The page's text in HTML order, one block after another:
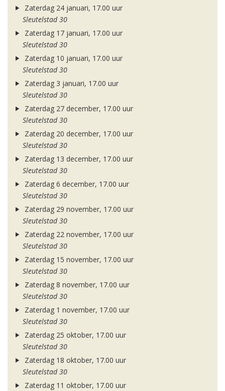
Zaterdag 24 januari, 17.00 uur
Sleutelstad 30
Zaterdag 17 januari, 17.00 uur
Sleutelstad 30
Zaterdag 10 januari, 17.00 uur
Sleutelstad 30
Zaterdag 3 januari, 17.00 uur
Sleutelstad 30
Zaterdag 27 december, 17.00 uur
Sleutelstad 30
Zaterdag 20 december, 17.00 uur
Sleutelstad 30
Zaterdag 13 december, 17.00 uur
Sleutelstad 30
Zaterdag 6 december, 17.00 uur
Sleutelstad 30
Zaterdag 29 november, 17.00 uur
Sleutelstad 30
Zaterdag 22 november, 17.00 uur
Sleutelstad 30
Zaterdag 15 november, 17.00 uur
Sleutelstad 30
Zaterdag 8 november, 17.00 uur
Sleutelstad 30
Zaterdag 1 november, 17.00 uur
Sleutelstad 30
Zaterdag 25 oktober, 17.00 uur
Sleutelstad 30
Zaterdag 18 oktober, 17.00 uur
Sleutelstad 30
Zaterdag 11 oktober, 17.00 uur